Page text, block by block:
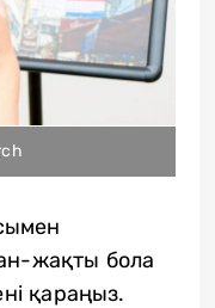
жақты бола
қараңыз.